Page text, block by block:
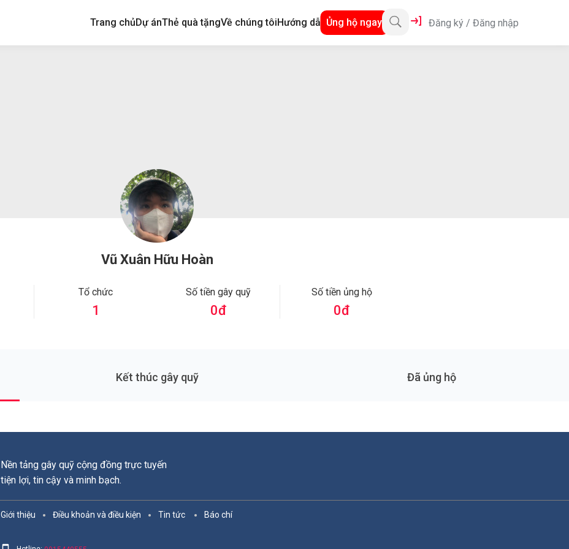
Trang chủDự ánThẻ quà tặngVề chúng tôiHướng dẫn Ủng hộ ngay Đăng ký / Đăng nhập
Vũ Xuân Hữu Hoàn
Tổ chức
1
Số tiền gây quỹ
0đ
Số tiền ủng hộ
0đ
Kết thúc gây quỹ Đã ủng hộ
Nền tảng gây quỹ cộng đồng trực tuyến
tiện lợi, tin cậy và minh bạch.
Giới thiệu Điều khoản và điều kiện Tin tức Báo chí